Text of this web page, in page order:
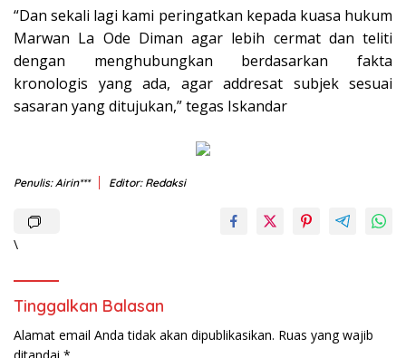
“Dan sekali lagi kami peringatkan kepada kuasa hukum
Marwan La Ode Diman agar lebih cermat dan teliti
dengan menghubungkan berdasarkan fakta
kronologis yang ada, agar addresat subjek sesuai
sasaran yang ditujukan,” tegas Iskandar
Penulis: Airin*** Editor: Redaksi
\
Tinggalkan Balasan
Alamat email Anda tidak akan dipublikasikan. Ruas yang wajib